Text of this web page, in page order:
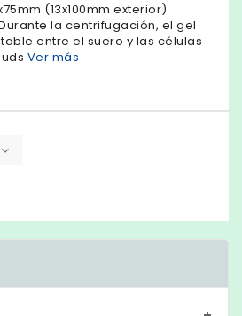
(13x100mm exterior)
la centrifugación, el gel
entre el suero y las células
Ver más